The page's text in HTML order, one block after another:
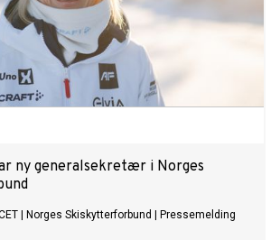
ny generalsekretær i Norges
Norges Skiskytterforbund Pressemelding